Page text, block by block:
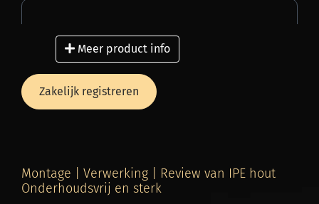
voorkeur door voor de lamelbreedte: In
2024 was de trend 9.0 cm, in 2026 kiezen
vaak de klanten voor de
schutting horizontale latten 50mm
9.0 cm
Wij leveren uw bestelling razendsnel bij u
thuis of direct op de bouwplaats. Onze
vrachtwagens zijn uitgerust met een
gecoördineerde logistieke proces garanderen
wij een gecontroleerde levering.
Meer product info
Zakelijk registreren
Montage | Verwerking | Review van IPE hout
Onderhoudsvrij en sterk